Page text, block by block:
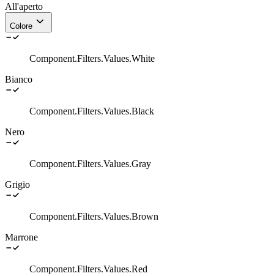
All'aperto
Colore
Component.Filters.Values.White
Bianco
Component.Filters.Values.Black
Nero
Component.Filters.Values.Gray
Grigio
Component.Filters.Values.Brown
Marrone
Component.Filters.Values.Red